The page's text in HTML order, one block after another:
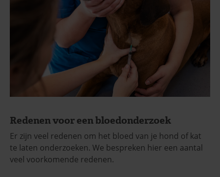
Redenen voor een bloedonderzoek
Er zijn veel redenen om het bloed van je hond of kat
te laten onderzoeken. We bespreken hier een aantal
veel voorkomende redenen.